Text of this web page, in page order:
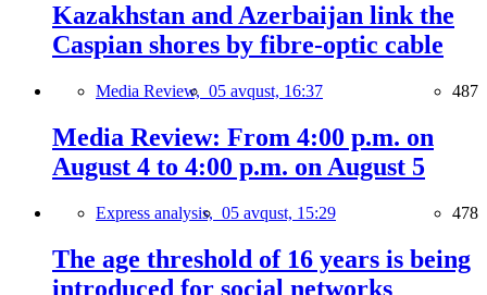
Kazakhstan and Azerbaijan link the
Caspian shores by fibre-optic cable
Media Review, 05 avqust, 16:37 487
Media Review: From 4:00 p.m. on
August 4 to 4:00 p.m. on August 5
Express analysis, 05 avqust, 15:29 478
The age threshold of 16 years is being
introduced for social networks